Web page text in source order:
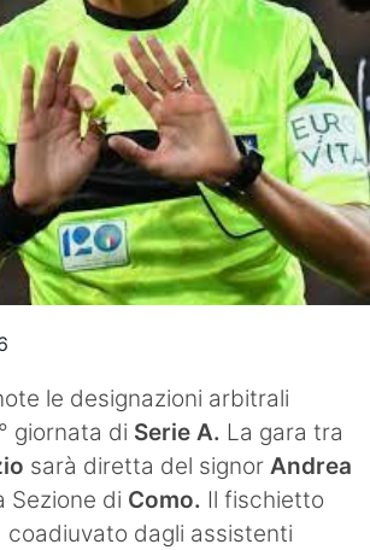
le designazioni arbitrali
giornata di Serie A. La gara tra
sarà diretta del signor Andrea
Sezione di Como. Il fischietto
coadiuvato dagli assistenti